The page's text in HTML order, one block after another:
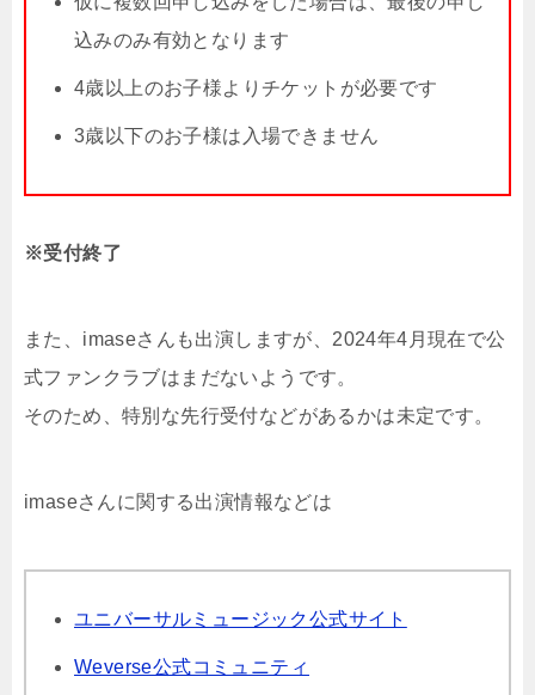
込みのみ有効となります
4歳以上のお子様よりチケットが必要です
3歳以下のお子様は入場できません
※受付終了
また、imaseさんも出演しますが、2024年4月現在で公
式ファンクラブはまだないようです。
そのため、特別な先行受付などがあるかは未定です。
imaseさんに関する出演情報などは
ユニバーサルミュージック公式サイト
Weverse公式コミュニティ